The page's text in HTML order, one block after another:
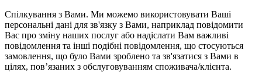
Спілкування з Вами. Ми можемо використовувати Ваші
персональні дані для зв'язку з Вами, наприклад повідомити
Вас про зміну наших послуг або надіслати Вам важливі
повідомлення та інші подібні повідомлення, що стосуються
замовлення, що було Вами зроблено та зв'язатися з Вами в
цілях, пов’язаних з обслуговуванням споживача/клієнта.